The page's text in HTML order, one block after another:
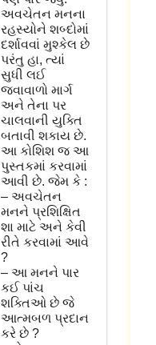
અવચેતન મનના
રહસ્યોને શબ્દોમાં
દર્શાવવાં મુશ્કેલ છે
પરંતુ હા, ત્યાં
સુધી લઈ
જવાવાળો માર્ગ
અને તેના પર
ચાલવાની યુક્તિ
બતાવી શકાય છે.
આ કોશિશ જ આ
પુસ્તકમાં કરવામાં
આવી છે. જેમ કે :
– અવચેતન
મનને પ્રશિક્ષિત
શા માટે અને કેવી
રીતે કરવામાં આવે
?
– આ મનને પાર
કઈ પાંચ
શક્તિઓ છે જે
આત્મબળ પ્રદાન
કરે છે ?